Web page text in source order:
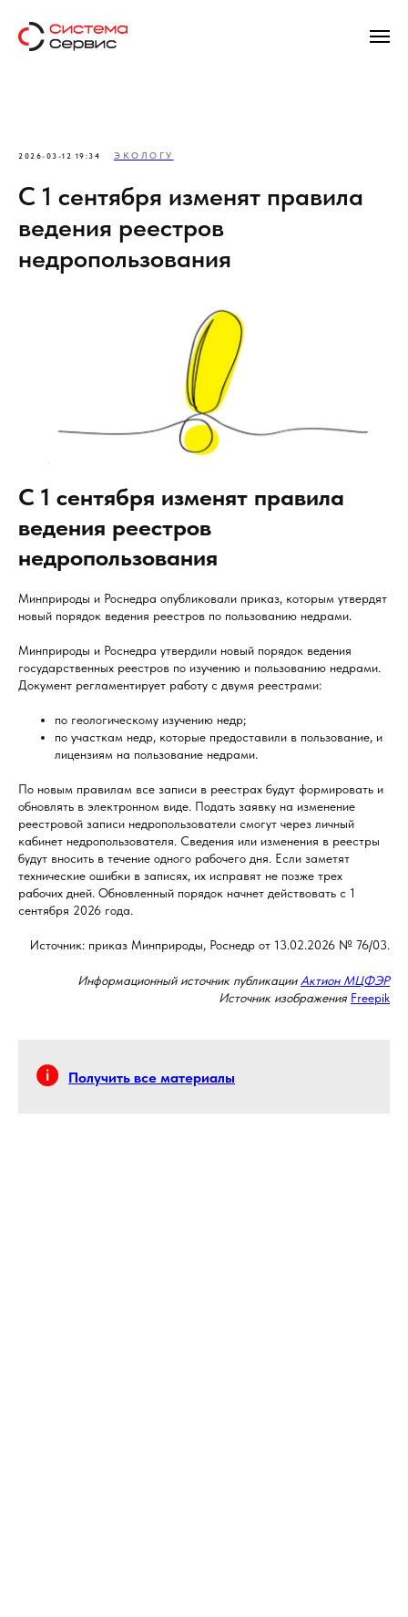
2026-03-12 19:34 ЭКОЛОГУ
С 1 сентября изменят правила
ведения реестров
недропользования
С 1 сентября изменят правила
ведения реестров
недропользования
Минприроды и Роснедра опубликовали приказ, которым утвердят
новый порядок ведения реестров по пользованию недрами.
Минприроды и Роснедра утвердили новый порядок ведения
государственных реестров по изучению и пользованию недрами.
Документ регламентирует работу с двумя реестрами:
по геологическому изучению недр;
по участкам недр, которые предоставили в пользование, и
лицензиям на пользование недрами.
По новым правилам все записи в реестрах будут формировать и
обновлять в электронном виде. Подать заявку на изменение
реестровой записи недропользователи смогут через личный
кабинет недропользователя. Сведения или изменения в реестры
будут вносить в течение одного рабочего дня. Если заметят
технические ошибки в записях, их исправят не позже трех
рабочих дней. Обновленный порядок начнет действовать с 1
сентября 2026 года.
Источник: приказ Минприроды, Роснедр от 13.02.2026 № 76/03.
Информационный источник публикации Актион МЦФЭР
Источник изображения Freepik
Получить все материалы